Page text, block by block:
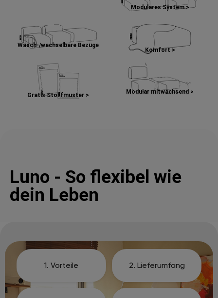
Modulares System >
Wasch-/wechselbare Bezüge
Komfort >
Gratis Stoffmuster >
Modular mitwachsend >
Luno - So flexibel wie
dein Leben
1. Vorteile 2. Lieferumfang